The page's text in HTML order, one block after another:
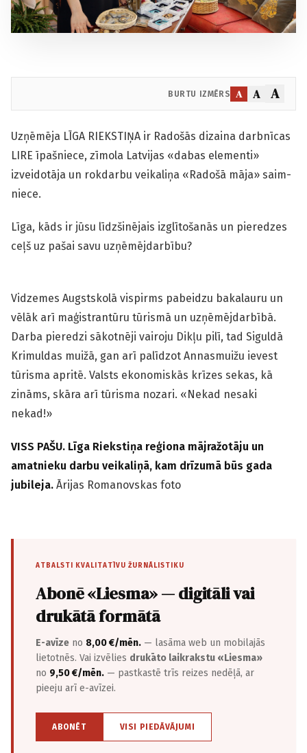
BURTU IZMĒRS A A A
Uzņēmēja LĪGA RIEKSTIŅA ir Radošās dizaina darbnīcas
LIRE īpašniece, zīmola Latvijas «dabas elementi»
izveidotāja un rokdarbu veikaliņa «Radošā māja» saim­
niece.
Līga, kāds ir jūsu līdzšinējais izglītošanās un pieredzes
ceļš uz pašai savu uzņēmējdarbību?
Vidzemes Augstskolā vispirms pabeidzu bakalauru un
vēlāk arī maģistrantūru tūrismā un uzņēmējdarbībā.
Darba pieredzi sākotnēji vairoju Dikļu pilī, tad Siguldā
Krimuldas muižā, gan arī palīdzot Annasmuižu ievest
tūrisma apritē. Valsts ekonomiskās krīzes sekas, kā
zināms, skāra arī tūrisma nozari. «Nekad nesaki
nekad!»
VISS PAŠU. Līga Riekstiņa reģiona mājražotāju un
amatnieku darbu veikaliņā, kam drīzumā būs gada
jubileja. Ārijas Romanovskas foto
ATBALSTI KVALITATĪVU ŽURNĀLISTIKU
Abonē «Liesma» — digitāli vai
drukātā formātā
E-avīze no 8,00 €/mēn. — lasāma web un mobilajās
lietotnēs. Vai izvēlies drukāto laikrakstu «Liesma»
no 9,50 €/mēn. — pastkastē trīs reizes nedēļā, ar
pieeju arī e-avīzei.
ABONĒT VISI PIEDĀVĀJUMI